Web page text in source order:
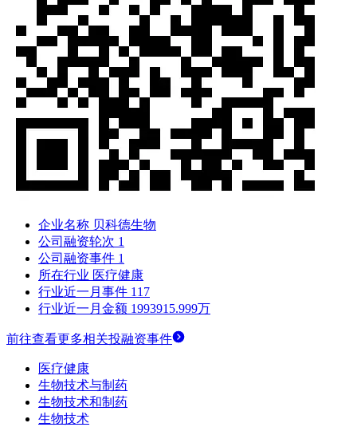
企业名称 贝科德生物
公司融资轮次 1
公司融资事件 1
所在行业 医疗健康
行业近一月事件 117
行业近一月金额 1993915.999万
前往查看更多相关投融资事件
医疗健康
生物技术与制药
生物技术和制药
生物技术